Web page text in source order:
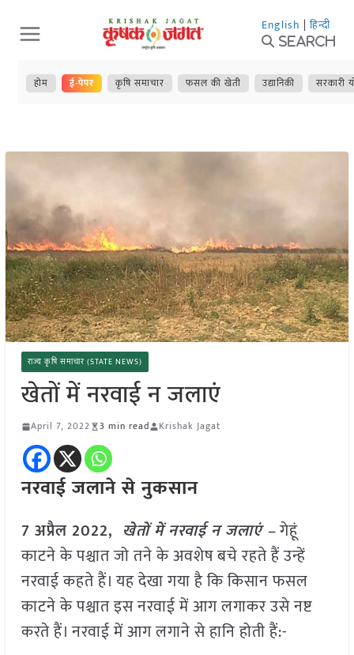
Skip
to
content
English | हिन्दी
Search
होम ई-पेपर कृषि समाचार फसल की खेती उद्यानिकी सरकारी
राज्य कृषि समाचार (STATE NEWS)
खेतों में नरवाई न जलाएं
April 7, 2022 3 min read Krishak Jagat
नरवाई जलाने से नुकसान
7 अप्रैल 2022, खेतों में नरवाई न जलाएं –गेहूं
काटने के पश्चात जो तने के अवशेष बचे रहते हैं उन्हें
नरवाई कहते हैं। यह देखा गया है कि किसान फसल
काटने के पश्चात इस नरवाई में आग लगाकर उसे नष्ट
करते हैं। नरवाई में आग लगाने से हानि होती हैं:-